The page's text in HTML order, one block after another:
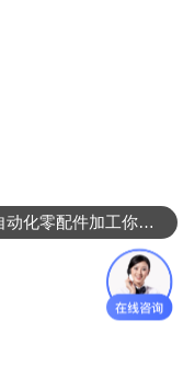
自动化零配件加工你们做吗？